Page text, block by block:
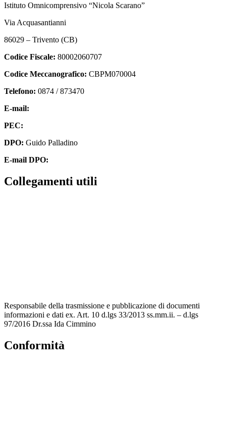
Istituto Omnicomprensivo “Nicola Scarano”
Via Acquasantianni
86029 – Trivento (CB)
Codice Fiscale: 80002060707
Codice Meccanografico: CBPM070004
Telefono: 0874 / 873470
E-mail:
PEC:
DPO: Guido Palladino
E-mail DPO:
Collegamenti utili
Responsabile della trasmissione e pubblicazione di documenti
informazioni e dati ex. Art. 10 d.lgs 33/2013 ss.mm.ii. – d.lgs
97/2016 Dr.ssa Ida Cimmino
Conformità